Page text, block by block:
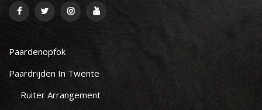
Paardenopfok
Paardrijden In Twente
Ruiter Arrangement